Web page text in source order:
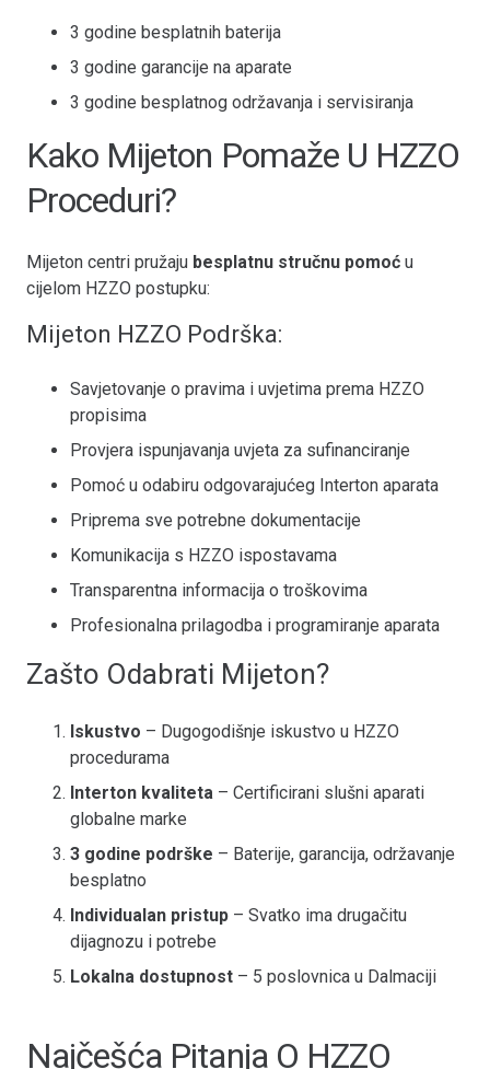
3 godine besplatnih baterija
3 godine garancije na aparate
3 godine besplatnog održavanja i servisiranja
Kako Mijeton Pomaže U HZZO
Proceduri?
Mijeton centri pružaju besplatnu stručnu pomoć u
cijelom HZZO postupku:
Mijeton HZZO Podrška:
Savjetovanje o pravima i uvjetima prema HZZO
propisima
Provjera ispunjavanja uvjeta za sufinanciranje
Pomoć u odabiru odgovarajućeg Interton aparata
Priprema sve potrebne dokumentacije
Komunikacija s HZZO ispostavama
Transparentna informacija o troškovima
Profesionalna prilagodba i programiranje aparata
Zašto Odabrati Mijeton?
Iskustvo – Dugogodišnje iskustvo u HZZO
procedurama
Interton kvaliteta – Certificirani slušni aparati
globalne marke
3 godine podrške – Baterije, garancija, održavanje
besplatno
Individualan pristup – Svatko ima drugačitu
dijagnozu i potrebe
Lokalna dostupnost – 5 poslovnica u Dalmaciji
Najčešća Pitanja O HZZO